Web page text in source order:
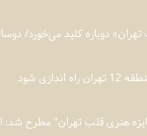
دوباره کلید می‌خورد/
شود
قلب تهران" مطرح شد: احیای